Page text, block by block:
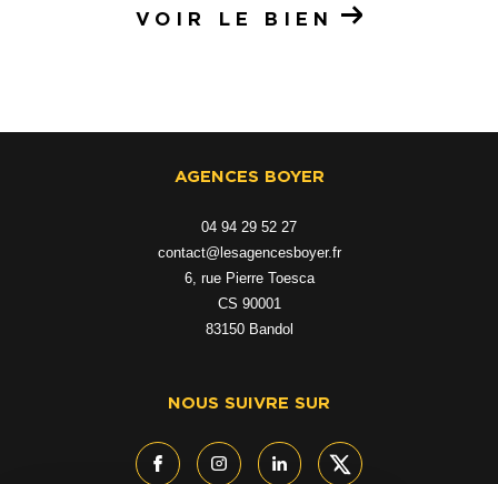
VOIR LE BIEN
AGENCES BOYER
04 94 29 52 27
contact@lesagencesboyer.fr
6, rue Pierre Toesca
CS 90001
83150
bandol
NOUS SUIVRE SUR